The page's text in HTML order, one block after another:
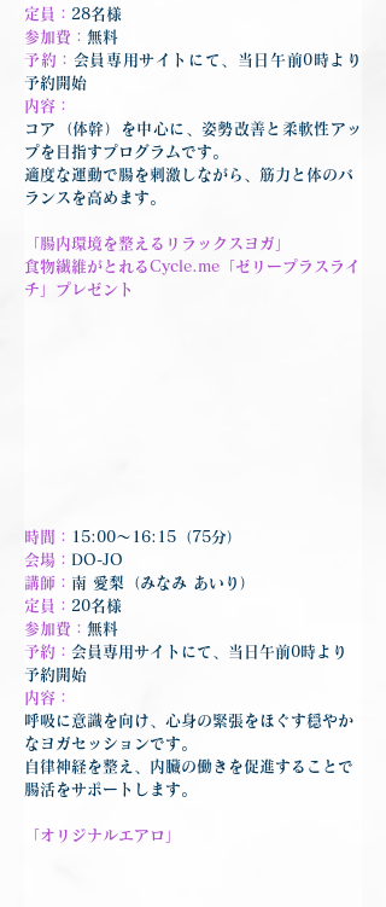
定員： 28名様
参加費： 無料
予約： 会員専用サイトにて、当日午前0時より
予約開始
内容：
コア（体幹）を中心に、姿勢改善と柔軟性アッ
プを目指すプログラムです。
適度な運動で腸を刺激しながら、筋力と体のバ
ランスを高めます。
「腸内環境を整えるリラックスヨガ 」
食物繊維がとれるCycle.me「ゼリープラスライ
チ」プレゼント
時間： 15:00～16:15（75分）
会場：
DO-JO
講師： 南 愛梨（みなみ あいり）
定員： 20名様
参加費： 無料
予約： 会員専用サイトにて、当日午前0時より
予約開始
内容：
呼吸に意識を向け、心身の緊張をほぐす穏やか
なヨガセッションです。
自律神経を整え、内臓の働きを促進することで
腸活をサポートします。
オリジナルエアロ 」